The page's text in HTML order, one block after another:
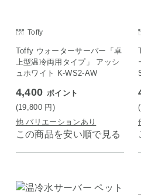
Toffy
Toffy ウォーターサーバー「卓
上型温冷両用タイプ」 アッシ
ュホワイト K-WS2-AW
4,400 ポイント
(19,800 円)
他 バリエーションあり
この商品を安い順で見る